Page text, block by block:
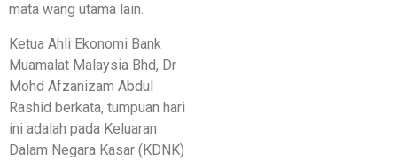
mata wang utama lain.
Ketua Ahli Ekonomi Bank
Muamalat Malaysia Bhd, Dr
Mohd Afzanizam Abdul
Rashid berkata, tumpuan hari
ini adalah pada Keluaran
Dalam Negara Kasar (KDNK)